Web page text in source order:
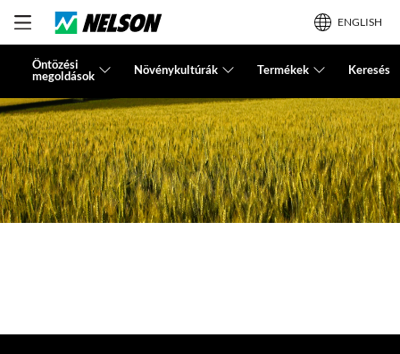
ENGLISH
Öntözési
megoldások
Növénykultúrák Termékek Keresés